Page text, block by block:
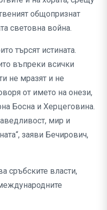
общопризнат
световна война.
търсят истината.
въпреки всички
не мразят и не
от името на онези,
Босна и Херцеговина.
мир и
заяви Бечирович,
сръбските власти,